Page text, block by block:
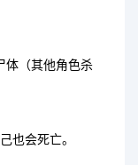
体（其他角色杀
也会死亡。